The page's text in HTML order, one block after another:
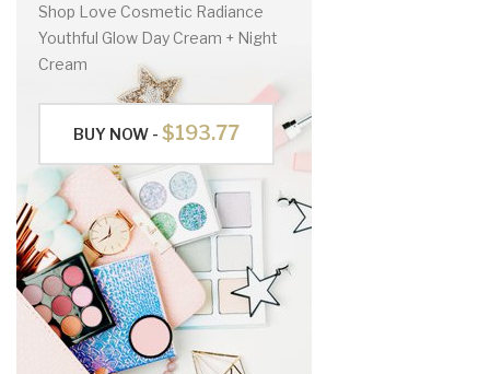
Shop Love Cosmetic Radiance
Youthful Glow Day Cream + Night
Cream
BUY NOW - $193.77